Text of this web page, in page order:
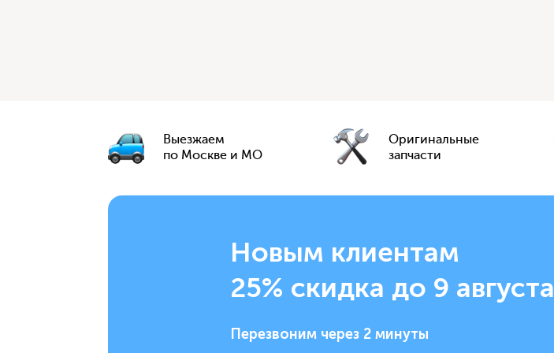
Выезжаем
по Москве и МО
Оригинальные
запчасти
Новым клиентам
25% скидка до 9 августа
Перезвоним через 2 минуты